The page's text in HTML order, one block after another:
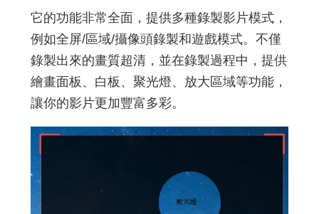
它的功能非常全面，提供多種錄製影片模式，
例如全屏/區域/攝像頭錄製和遊戲模式。不僅
錄製出來的畫質超清，並在錄製過程中，提供
繪畫面板、白板、聚光燈、放大區域等功能，
讓你的影片更加豐富多彩。